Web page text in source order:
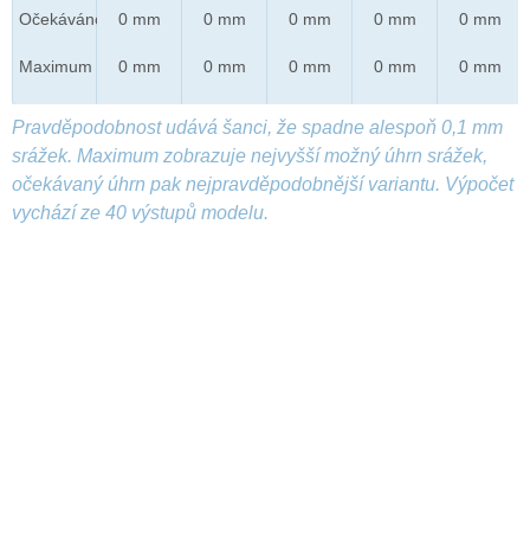
Očekáváno
Maximum
0 mm
0 mm
0 mm
0 mm
0 mm
0 mm
0 mm
0 mm
0 mm
0 mm
Pravděpodobnost udává šanci, že spadne alespoň 0,1 mm
srážek. Maximum zobrazuje nejvyšší možný úhrn srážek,
očekávaný úhrn pak nejpravděpodobnější variantu. Výpočet
vychází ze 40 výstupů modelu.